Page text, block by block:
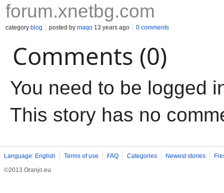
forum.xnetbg.com
category blog posted by maqo 13 years ago 0 comments
Comments (0)
You need to be logged
This story has no
Language: English Terms of use FAQ Categories Newest stories
©2013 Oranjo.eu